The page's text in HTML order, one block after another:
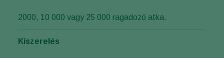
2000, 10 000 vagy 25 000 ragadozó atka.
Kiszerelés